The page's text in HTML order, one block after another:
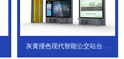
灰黄撞色现代智能公交站台，